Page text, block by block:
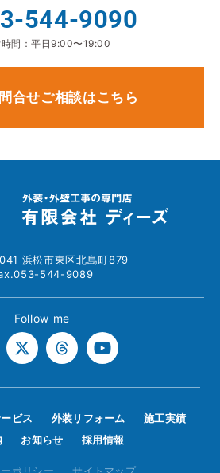
544-9090
時間：平日9:00〜19:00
合せご相談はこちら
浜松市東区北島町879
544-9089
Follow me
ビス 外装リフォーム
施工実績
お知らせ 採用情報
ポリシー サイトマップ